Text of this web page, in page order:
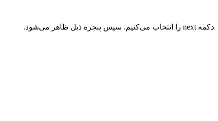
دکمه next را انتخاب می‌کنیم. سپس پنجره ذیل ظاهر می‌شود.